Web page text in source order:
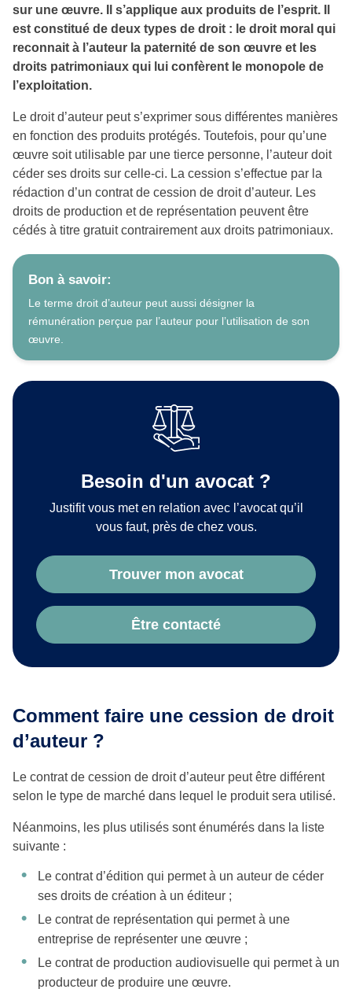
sur une œuvre. Il s’applique aux produits de l’esprit. Il
est constitué de deux types de droit : le droit moral qui
reconnait à l’auteur la paternité de son œuvre et les
droits patrimoniaux qui lui confèrent le monopole de
l’exploitation.
Le droit d’auteur peut s’exprimer sous différentes manières
en fonction des produits protégés. Toutefois, pour qu’une
œuvre soit utilisable par une tierce personne, l’auteur doit
céder ses droits sur celle-ci. La cession s’effectue par la
rédaction d’un contrat de cession de droit d’auteur. Les
droits de production et de représentation peuvent être
cédés à titre gratuit contrairement aux droits patrimoniaux.
Bon à savoir:
Le terme droit d’auteur peut aussi désigner la
rémunération perçue par l’auteur pour l’utilisation de son
œuvre.
Besoin d'un avocat ?
Justifit vous met en relation avec l’avocat qu’il
vous faut, près de chez vous.
Trouver mon avocat
Être contacté
Comment faire une cession de droit
d’auteur ?
Le contrat de cession de droit d’auteur peut être différent
selon le type de marché dans lequel le produit sera utilisé.
Néanmoins, les plus utilisés sont énumérés dans la liste
suivante :
Le contrat d’édition qui permet à un auteur de céder
ses droits de création à un éditeur ;
Le contrat de représentation qui permet à une
entreprise de représenter une œuvre ;
Le contrat de production audiovisuelle qui permet à un
producteur de produire une œuvre.